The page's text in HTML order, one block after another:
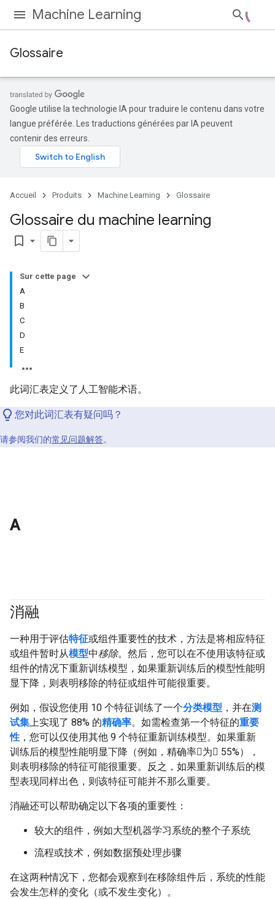
Machine Learning
Glossaire
Google utilise la technologie IA pour traduire le contenu dans votre
langue préférée. Les traductions générées par IA peuvent
contenir des erreurs.
Accueil Produits Machine Learning Glossaire
Glossaire du machine learning
bookmark_border
Sur cette page
A
B
C
D
E
此词汇表定义了人工智能术语。
您对此词汇表有疑问吗？
请参阅我们的常见问题解答。
A
消融
一种用于评估特征或组件重要性的技术，方法是将相应特征
或组件暂时从模型中移除。然后，您可以在不使用该特征或
组件的情况下重新训练模型，如果重新训练后的模型性能明
显下降，则表明移除的特征或组件可能很重要。
例如，假设您使用 10 个特征训练了一个分类模型 ，并在测
试集上实现了 88% 的精确率。如需检查第一个特征的重要
性 ，您可以仅使用其他 9 个特征重新训练模型。如果重新
训练后的模型性能明显下降（例如，精确率为 55%），
则表明移除的特征可能很重要。反之，如果重新训练后的模
型表现同样出色，则该特征可能并不那么重要。
消融还可以帮助确定以下各项的重要性：
较大的组件，例如大型机器学习系统的整个子系统
流程或技术，例如数据预处理步骤
在这两种情况下，您都会观察到在移除组件后，系统的性能
会发生怎样的变化（或不发生变化）。